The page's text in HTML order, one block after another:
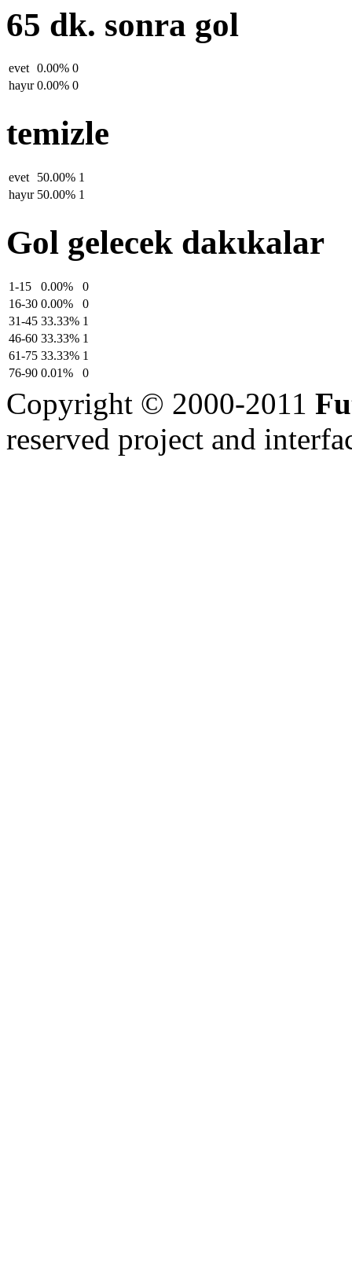
65 dk. sonra gol
evet 0.00% 0
hayιr 0.00% 0
temizle
evet 50.00% 1
hayιr 50.00% 1
Gol gelecek dakιkalar
1-15 0.00%
0
16-30 0.00%
0
31-45 33.33% 1
46-60 33.33% 1
61-75 33.33% 1
76-90 0.01% 0
Copyright © 2000-2011
reserved project and